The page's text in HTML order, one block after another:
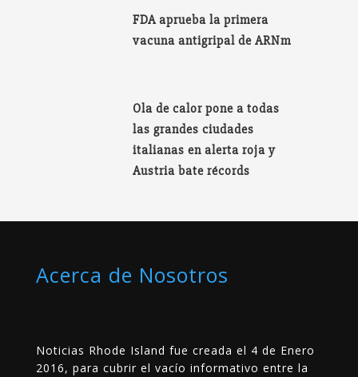
FDA aprueba la primera
vacuna antigripal de ARNm
Ola de calor pone a todas
las grandes ciudades
italianas en alerta roja y
Austria bate récords
Acerca de Nosotros
Noticias Rhode Island fue creada el 4 de Enero
2016, para cubrir el vacío informativo entre la